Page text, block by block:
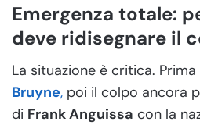
Emergenza totale:
deve ridisegnare il
La situazione è critica.
Bruyne, poi il colpo ancora
di Frank Anguissa con la